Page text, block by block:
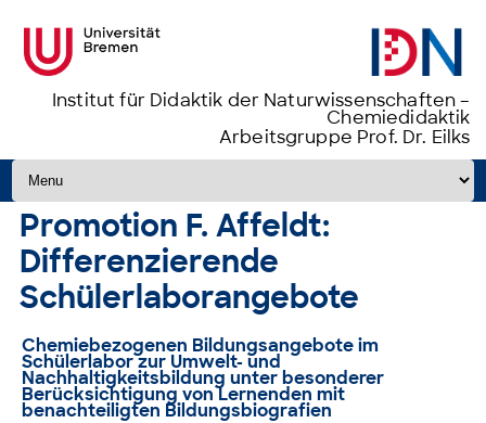
Institut für Didaktik der Naturwissenschaften –
Chemiedidaktik
Arbeitsgruppe Prof. Dr. Eilks
Zum Inhalt springen
Promotion F. Affeldt:
Differenzierende
Schülerlaborangebote
Chemiebezogenen Bildungsangebote im
Schülerlabor zur Umwelt- und
Nachhaltigkeitsbildung unter besonderer
Berücksichtigung von Lernenden mit
benachteiligten Bildungsbiografien